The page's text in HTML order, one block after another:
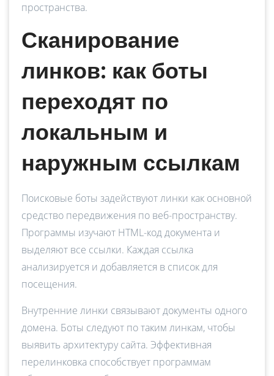
пространства.
Сканирование
линков: как боты
переходят по
локальным и
наружным ссылкам
Поисковые боты задействуют линки как основной
средство передвижения по веб-пространству.
Программы изучают HTML-код документа и
выделяют все ссылки. Каждая ссылка
анализируется и добавляется в список для
посещения.
Внутренние линки связывают документы одного
домена. Боты следуют по таким линкам, чтобы
выявить архитектуру сайта. Эффективная
перелинковка способствует программам